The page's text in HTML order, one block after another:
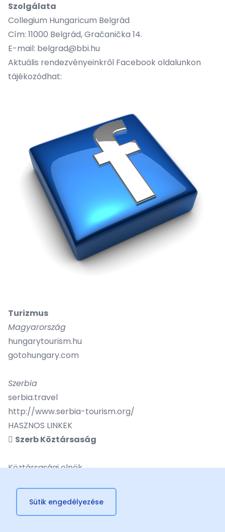
Szolgálata
Collegium Hungaricum Belgrád
Cím: 11000 Belgrád, Gračanička 14.
E-mail: belgrad@bbi.hu
Aktuális rendezvényeinkről Facebookoldalunkon
tájékozódhat:
Turizmus
Magyarország
hungarytourism.hu
gotohungary.com
Szerbia
serbia.travel
http://www.serbia-tourism.org/
HASZNOS LINKEK
 Szerb Köztársaság
Köztársasági elnök
Sütik engedélyezése